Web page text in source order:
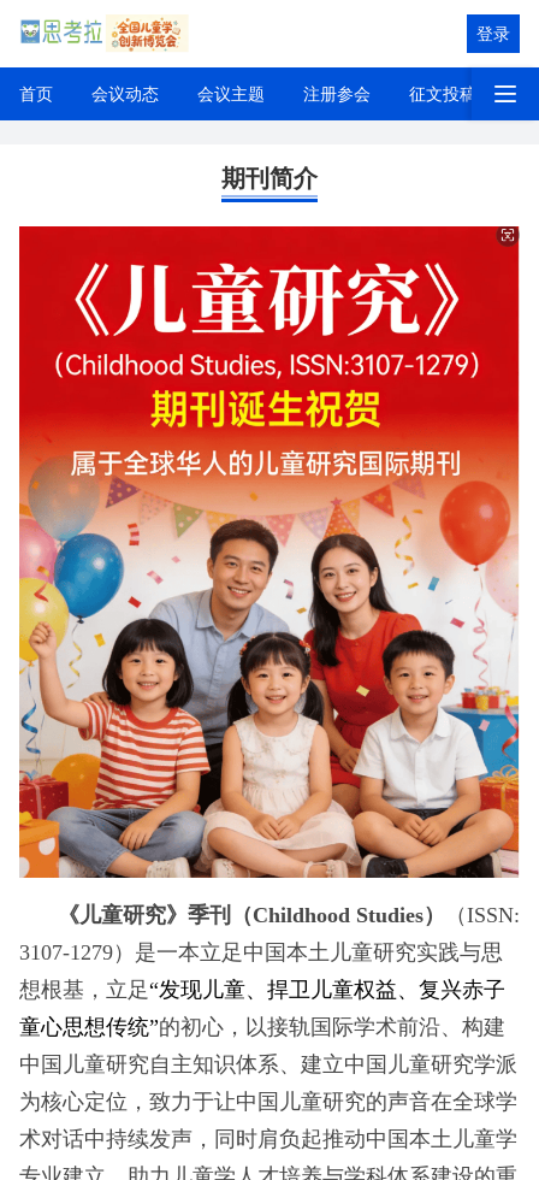
登录
首页 会议动态 会议主题 注册参会 征文投稿 展
期刊简介
《儿童研究》季刊（Childhood Studies）
（ISSN:
3107-1279）是一本立足中国本土儿童研究实践与思
想根基，立足“发现儿童、捍卫儿童权益、复兴赤子
童心思想传统”的初心，以接轨国际学术前沿、构建
中国儿童研究自主知识体系、建立中国儿童研究学派
为核心定位，致力于让中国儿童研究的声音在全球学
术对话中持续发声，同时肩负起推动中国本土儿童学